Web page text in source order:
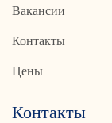
Вакансии
Контакты
Цены
Контакты